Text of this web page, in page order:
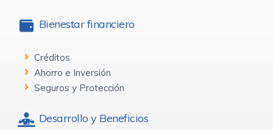
Bienestar financiero
Créditos
Ahorro e Inversión
Seguros y Protección
Desarrollo y Beneficios